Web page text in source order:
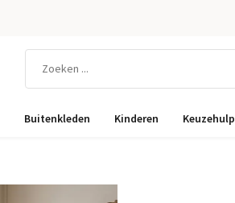
Buitenkleden Kinderen Keuzehulp